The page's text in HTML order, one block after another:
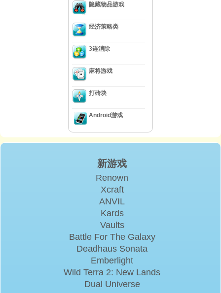
隐藏物品游戏
经济策略类
3连消除
麻将游戏
打砖块
Android游戏
新游戏
Renown
Xcraft
ANVIL
Kards
Vaults
Battle For The Galaxy
Deadhaus Sonata
Emberlight
Wild Terra 2: New Lands
Dual Universe